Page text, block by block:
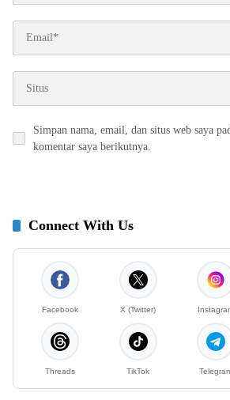
Simpan nama, email, dan situs web saya
komentar saya berikutnya.
Connect With Us
Facebook X (Twitter)
Threads TikTok